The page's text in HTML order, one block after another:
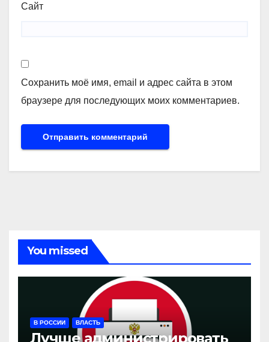
Сайт
Сохранить моё имя, email и адрес сайта в этом
браузере для последующих моих комментариев.
You missed
В РОССИИ ВЛАСТЬ
Лучше администрировать